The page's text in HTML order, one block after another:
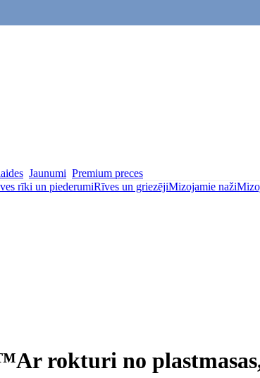
Jaunumi Premium preces
rīki un piederumiRīves un griezējiMizojamie naži
Ar rokturi no plastmasas